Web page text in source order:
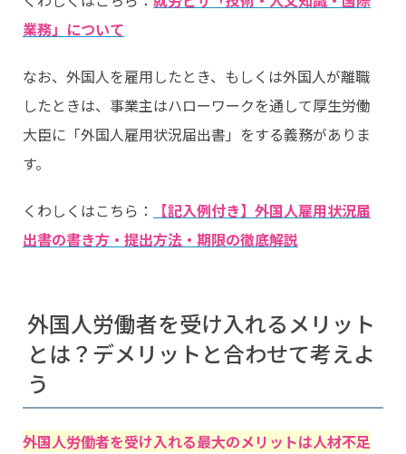
業務」について
なお、外国人を雇用したとき、もしくは外国人が離職
したときは、事業主はハローワークを通して厚生労働
大臣に「外国人雇用状況届出書」をする義務がありま
す。
くわしくはこちら：
【記入例付き】外国人雇用状況届
出書の書き方・提出方法・期限の徹底解説
外国人労働者を受け入れるメリット
とは？デメリットと合わせて考えよ
う
外国人労働者を受け入れる最大のメリットは人材不足